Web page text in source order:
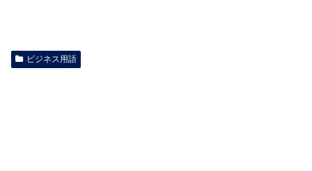
ビジネス用語